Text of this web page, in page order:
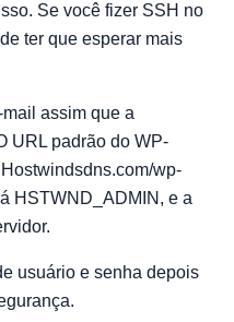
Se você fizer SSH no
ter que esperar mais
assim que a
URL padrão do WP-
wp-
HSTWND_ADMIN, e a
usuário e senha depois